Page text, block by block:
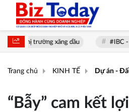
xăng dầu #IBC - Apax
Trang chủ KINH TẾ Dự án -
“Bẫy” cam kết